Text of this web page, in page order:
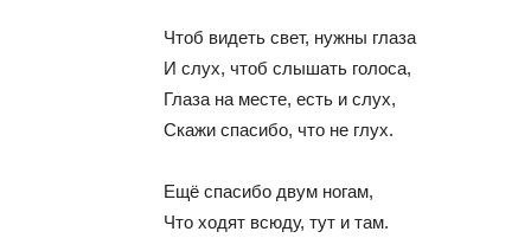
Чтоб видеть свет, нужны глаза
И слух, чтоб слышать голоса,
Глаза на месте, есть и слух,
Скажи спасибо, что не глух.
Ещё спасибо двум ногам,
Что ходят всюду, тут и там.